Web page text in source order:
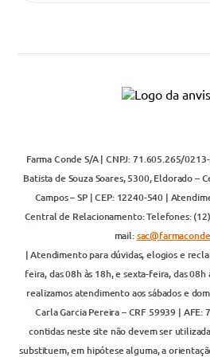
Farma Conde S/A | CNPJ: 71.605.265/
Batista de Souza Soares, 5300, Eldorado –
Campos – SP | CEP: 12240-540 |
Central de Relacionamento: Telefones:
mail:
| Atendimento para dúvidas, elogios e
feira, das 08h às 18h, e sexta-feira, das
realizamos atendimento aos sábados e
Carla Garcia Pereira – CRF 59939 |
contidas neste site não devem ser
substituem, em hipótese alguma, a